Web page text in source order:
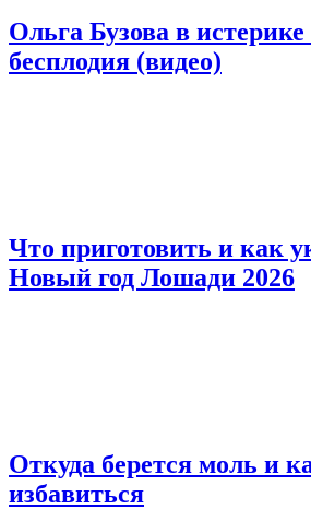
Ольга Бузова в истерике
бесплодия (видео)
Что приготовить и как
Новый год Лошади 2026
Откуда берется моль и
избавиться